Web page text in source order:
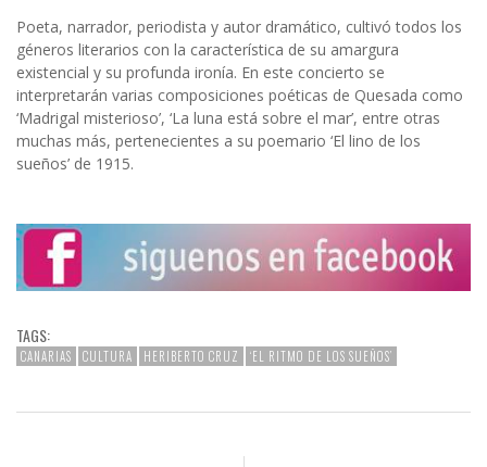
Poeta, narrador, periodista y autor dramático, cultivó todos los
géneros literarios con la característica de su amargura
existencial y su profunda ironía. En este concierto se
interpretarán varias composiciones poéticas de Quesada como
‘Madrigal misterioso’, ‘La luna está sobre el mar’, entre otras
muchas más, pertenecientes a su poemario ‘El lino de los
sueños’ de 1915.
TAGS:
CANARIAS CULTURA HERIBERTO CRUZ ‘EL RITMO DE LOS SUEÑOS’